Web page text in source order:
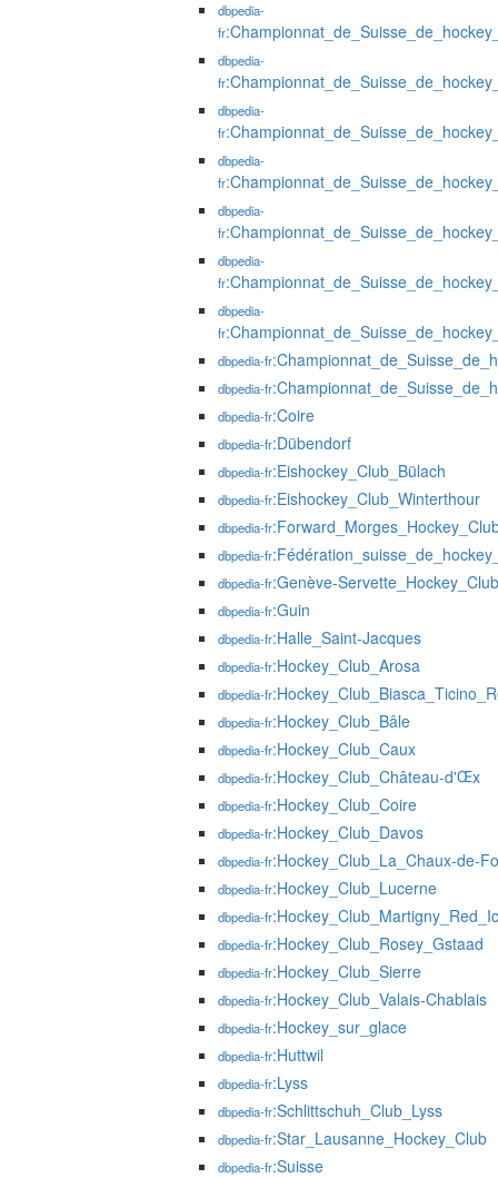
dbpedia-
fr
dbpedia-
fr
dbpedia-
fr
dbpedia-
fr
dbpedia-
fr
dbpedia-
fr
dbpedia-
fr
dbpedia-fr
dbpedia-fr
dbpedia-fr:Coire
dbpedia-fr:Dübendorf
dbpedia-fr:Eishockey_Club_Bülach
dbpedia-fr:Eishockey_Club_Winterthour
dbpedia-fr
dbpedia-fr
dbpedia-fr:Genève-Servette_Hockey_Club
dbpedia-fr:Guin
dbpedia-fr:Halle_Saint-Jacques
dbpedia-fr:Hockey_Club_Arosa
dbpedia-fr
dbpedia-fr:Hockey_Club_Bâle
dbpedia-fr:Hockey_Club_Caux
dbpedia-fr:Hockey_Club_Château-d'Œx
dbpedia-fr:Hockey_Club_Coire
dbpedia-fr:Hockey_Club_Davos
dbpedia-fr:Hockey_Club_La_Chaux-de-
dbpedia-fr:Hockey_Club_Lucerne
dbpedia-fr
dbpedia-fr:Hockey_Club_Rosey_Gstaad
dbpedia-fr:Hockey_Club_Sierre
dbpedia-fr:Hockey_Club_Valais-Chablais
dbpedia-fr:Hockey_sur_glace
dbpedia-fr:Huttwil
dbpedia-fr:Lyss
dbpedia-fr:Schlittschuh_Club_Lyss
dbpedia-fr:Star_Lausanne_Hockey_Club
dbpedia-fr:Suisse